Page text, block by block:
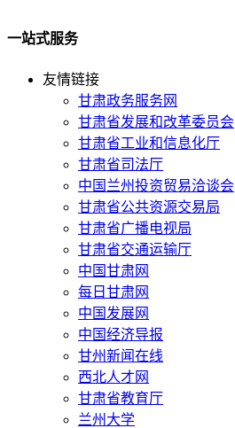
一站式服务
友情链接
甘肃政务服务网
甘肃省发展和改革委员会
甘肃省工业和信息化厅
甘肃省司法厅
中国兰州投资贸易洽谈会
甘肃省公共资源交易局
甘肃省广播电视局
甘肃省交通运输厅
中国甘肃网
每日甘肃网
中国发展网
中国经济导报
甘州新闻在线
西北人才网
甘肃省教育厅
兰州大学